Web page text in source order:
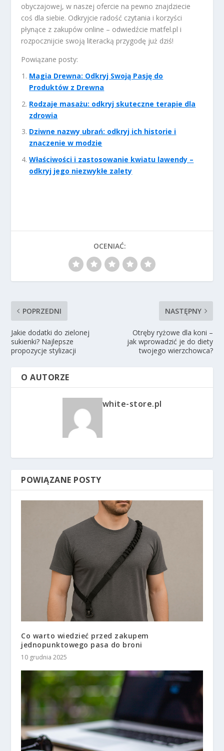
obyczajowej, w naszej ofercie na pewno znajdziecie
coś dla siebie. Odkryjcie radość czytania i korzyści
płynące z zakupów online – odwiedźcie matfel.pl i
rozpocznijcie swoją literacką przygodę już dziś!
Powiązane posty:
Magia Drewna: Odkryj Swoją Pasję do
Produktów z Drewna
Rodzaje masażu: odkryj skuteczne terapie dla
zdrowia
Dziwne nazwy ubrań: odkryj ich historie i
znaczenie w modzie
Właściwości i zastosowanie kwiatu lawendy –
odkryj jego niezwykłe zalety
OCENIAĆ:
POPRZEDNI
Jakie dodatki do zielonej
sukienki? Najlepsze
propozycje stylizacji
NASTĘPNY
Otręby ryżowe dla koni –
jak wprowadzić je do diety
twojego wierzchowca?
O AUTORZE
white-store.pl
POWIĄZANE POSTY
Co warto wiedzieć przed zakupem
jednopunktowego pasa do broni
10 grudnia 2025